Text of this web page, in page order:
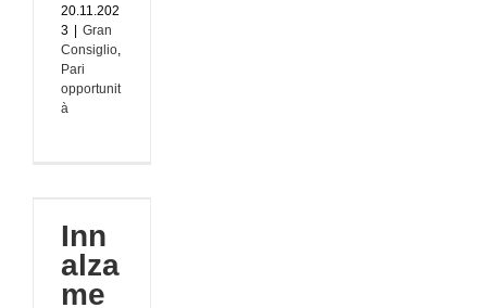
20.11.202
3
Gran
Consiglio,
Pari
opportunit
à
Inn
alza
me